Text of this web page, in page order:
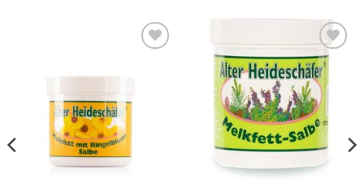
Add to
wishlist